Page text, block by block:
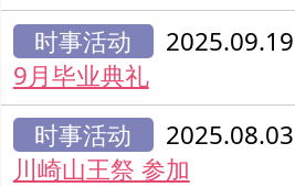
时事活动
2025.09.19
9月毕业典礼
时事活动
2025.08.03
川崎山王祭 参加